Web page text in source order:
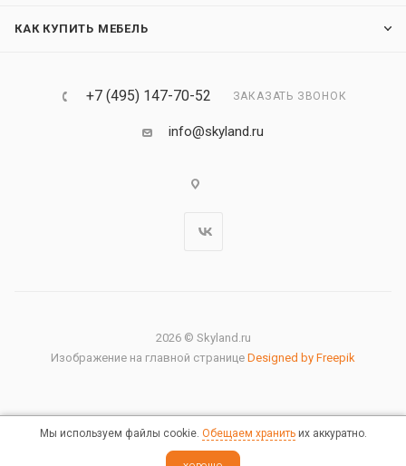
КАК КУПИТЬ МЕБЕЛЬ
+7 (495) 147-70-52 ЗАКАЗАТЬ ЗВОНОК
info@skyland.ru
2026 © Skyland.ru
Изображение на главной странице Designed by Freepik
Правовая информация
Мы используем файлы cookie. Обещаем хранитьих аккуратно.